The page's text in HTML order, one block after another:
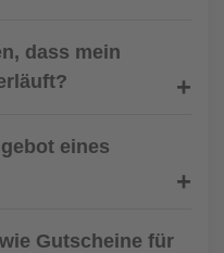
dass mein
eines
Gutscheine für